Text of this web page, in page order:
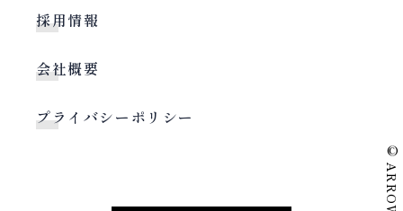
採用情報
会社概要
プライバシーポリシー